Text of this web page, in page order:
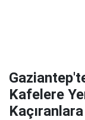
Kafelere